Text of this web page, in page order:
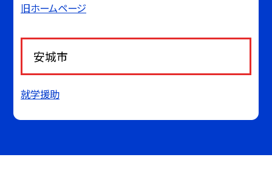
旧ホームページ
安城市
就学援助